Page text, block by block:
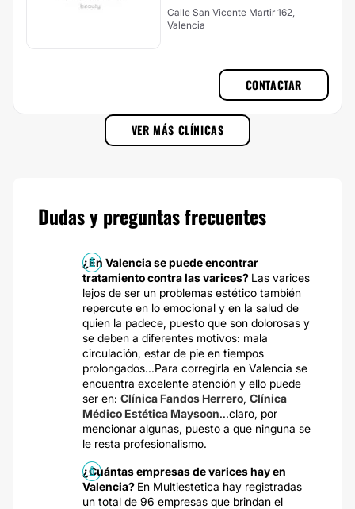
Calle San Vicente Martir 162,
Valencia
CONTACTAR
VER MÁS CLÍNICAS
Dudas y preguntas frecuentes
¿En Valencia se puede encontrar
tratamiento contra las varices? Las varices
lejos de ser un problemas estético también
repercute en lo emocional y en la salud de
quien la padece, puesto que son dolorosas y
se deben a diferentes motivos: mala
circulación, estar de pie en tiempos
prolongados...Para corregirla en Valencia se
encuentra excelente atención y ello puede
ser en: Clínica Fandos Herrero, Clínica
Médico Estética Maysoon...claro, por
mencionar algunas, puesto a que ninguna se
le resta profesionalismo.
¿Cuántas empresas de varices hay en
Valencia? En Multiestetica hay registradas
un total de 96 empresas que brindan el